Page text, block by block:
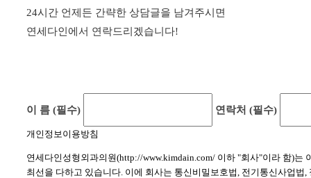
24시간 언제든 간략한 상담글을 남겨주시면
연세다인에서 연락드리겠습니다!
이 름 (필수) 연락처 (필수)
개인정보이용방침
연세다인성형외과의원(http://www.kimdain.com/ 이하 "회사"이라 함)
최선을 다하고 있습니다. 이에 회사는 통신비밀보호법, 전기통신사업